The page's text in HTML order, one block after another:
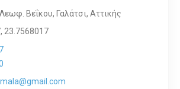
Βεΐκου, Γαλάτσι, Αττικής
23.7568017